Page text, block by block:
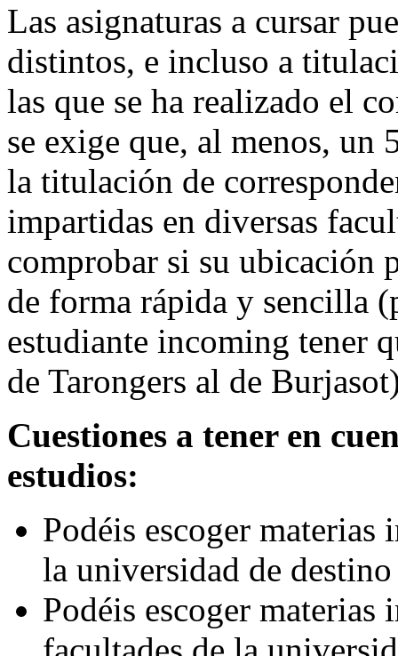
Las asignaturas a cursar
distintos, e incluso a
las que se ha realizado el
se exige que, al menos, un
la titulación de
impartidas en diversas
comprobar si su ubicación
de forma rápida y sencilla
estudiante incoming tener
de Tarongers al de
Cuestiones a tener en
estudios:
Podéis escoger materias
la universidad de destino
Podéis escoger materias